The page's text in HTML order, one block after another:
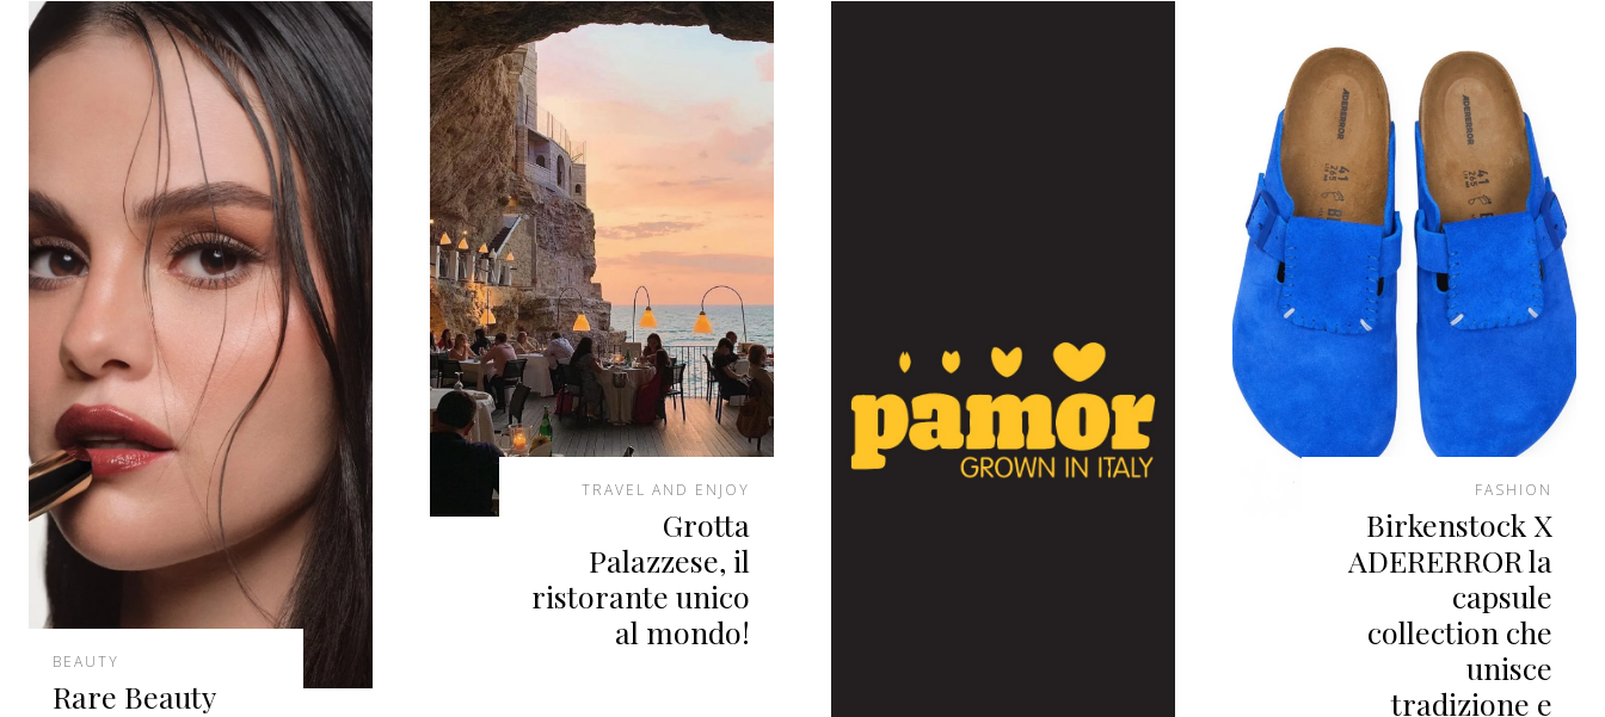
BEAUTY
Rare Beauty
TRAVEL AND ENJOY
Grotta
Palazzese, il
ristorante unico
al mondo!
FASHION
Birkenstock X
ADERERROR la
capsule
collection che
unisce
tradizione e